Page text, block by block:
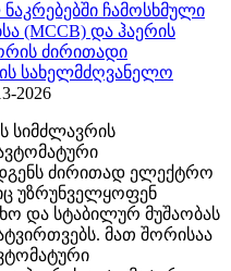
ჩამოსხმული
(MCCB) და ჰაერის
ძირითადი
სახელმძღვანელო
2026
სიმძლავრის
ძირითად ელექტრო
უზრუნველყოფენ
და სტაბილურ მუშაობას
მათ შორისაა